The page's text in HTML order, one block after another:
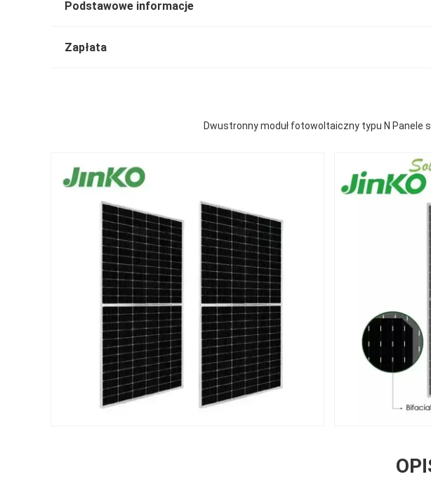
Podstawowe informacje
Zapłata
Dwustronny moduł fotowoltaiczny typu N Panele